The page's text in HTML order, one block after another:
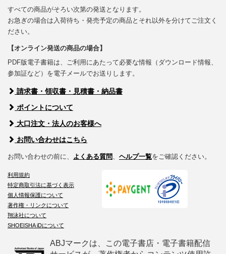
すべての商品がそろい次第の発送となります。
お急ぎの場合は入荷待ち・発売予定の商品とそれ以外を分けてご注文く
ださい。
【オンライン発送の商品の場合】
PDF版電子書籍は、ご利用にあたって必要な情報（ダウンロード情報、
参加証など）を電子メールでお送りします。
請求書・領収書・見積書・納品書
ポイントについて
大口注文・法人のお客様へ
お問い合わせはこちら
お問い合わせの前に、 よくある質問、 ヘルプ一覧をご確認ください。
利用規約
特定商取引法に基づく表示
個人情報保護について
著作権・リンクについて
翔泳社について
SHOEISHA iDについて
ABJマークは、この電子書店・電子書籍配信